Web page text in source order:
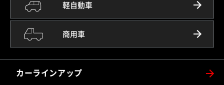
軽自動車
商用車
カーラインアップ